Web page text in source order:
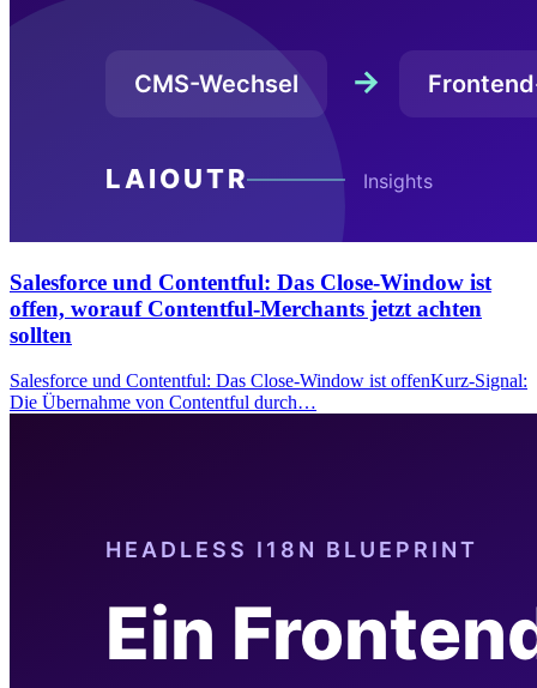
Salesforce und Contentful: Das Close-Window ist
offen, worauf Contentful-Merchants jetzt achten
sollten
Salesforce und Contentful: Das Close-Window ist offenKurz-Signal:
Die Übernahme von Contentful durch…